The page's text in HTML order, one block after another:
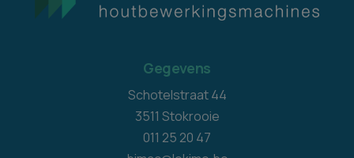
Gegevens
Schotelstraat 44
3511 Stokrooie
011 25 20 47